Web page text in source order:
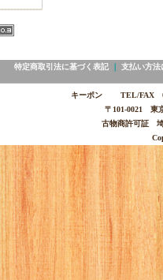
特定商取引法に基づく表記｜ 支払い方法
キーポン TEL/FAX
〒101-0021 東
古物商許可証